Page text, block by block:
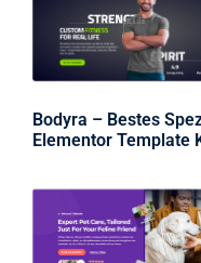
Bodyra – Bestes
Elementor Template